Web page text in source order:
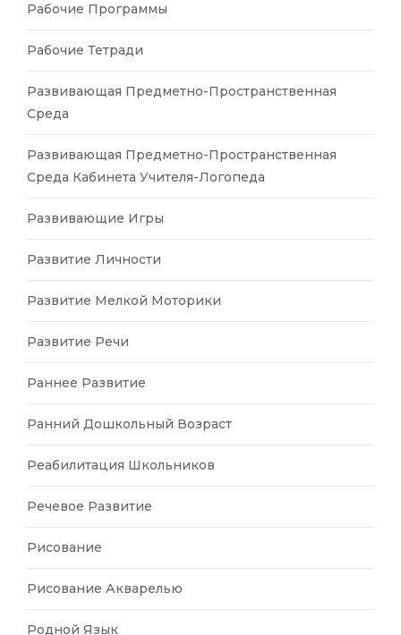
Рабочие Программы
Рабочие Тетради
Развивающая Предметно-Пространственная
Среда
Развивающая Предметно-Пространственная
Среда Кабинета Учителя-Логопеда
Развивающие Игры
Развитие Личности
Развитие Мелкой Моторики
Развитие Речи
Раннее Развитие
Ранний Дошкольный Возраст
Реабилитация Школьников
Речевое Развитие
Рисование
Рисование Акварелью
Родной Язык